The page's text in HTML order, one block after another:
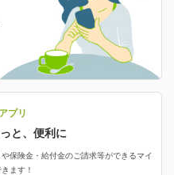
由がわかる！
込み など
サービス
プリ
と、便利に
保険金・給付金のご請求等ができるマイ
ます！